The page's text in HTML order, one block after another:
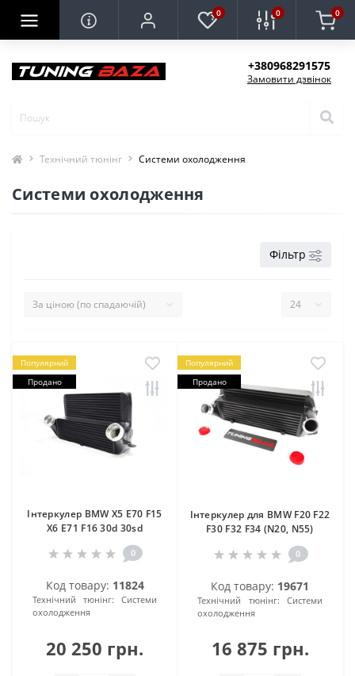
0 0 0
+380968291575
Замовити дзвінок
Технічний тюнінг Системи охолодження
Системи охолодження
Фільтр
Популярний
Продано
Інтеркулер BMW X5 E70 F15
X6 E71 F16 30d 30sd
0
Код товару: 11824
Технічний тюнінг:
Системи
охолодження
20 250 грн.
Популярний
Продано
Інтеркулер для BMW F20 F22
F30 F32 F34 (N20, N55)
0
Код товару: 19671
Технічний тюнінг:
Системи
охолодження
16 875 грн.